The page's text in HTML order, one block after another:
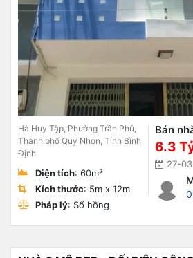
Hà Huy Tập, Phường Trần Phú,
Thành phố Quy Nhơn, Tỉnh Bình
Định
Diện tích: 60m²
Kích thước: 5m x 12m
Pháp lý: Sổ hồng
Bán
6.3
27-